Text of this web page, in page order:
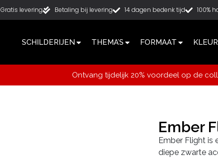
Gratis levering Betaling bij levering 14 dagen bedenk tijd 100%
SCHILDERIJEN THEMA’S FORMAAT KLEUR
Ontvang tijdelijk 20% voordeel op de
Ember
Ember Flight is
diepe zwarte